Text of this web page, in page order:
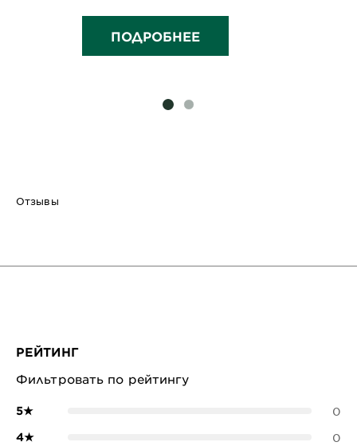
ПОДРОБНЕЕ
SLIDE 1SLIDE 2
Отзывы
РЕЙТИНГ
Фильтровать по рейтингу
5★ 0
4★ 0